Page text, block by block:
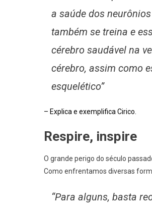
a saúde dos
também se treina e
cérebro saudável na
cérebro, assim como
esquelético”
– Explica e exemplifica Cirico.
Respire, inspire
O grande perigo do século
Como enfrentamos diversas
“Para alguns, basta